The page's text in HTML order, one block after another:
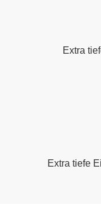
Extra
Extra tiefe